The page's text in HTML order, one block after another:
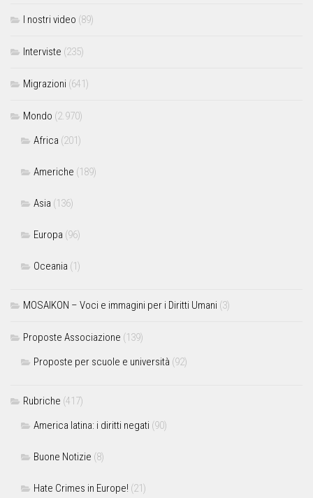
I nostri video (89)
Interviste (235)
Migrazioni (641)
Mondo (2.970)
Africa (201)
Americhe (189)
Asia (136)
Europa (96)
Oceania (1)
MOSAIKON – Voci e immagini per i Diritti Umani (3)
Proposte Associazione (139)
Proposte per scuole e università (92)
Rubriche (417)
America latina: i diritti negati (90)
Buone Notizie (8)
Hate Crimes in Europe! (21)